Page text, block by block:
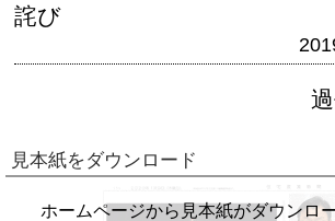
詫び
見本紙をダウンロード
ホームページから見本紙がダウンロ